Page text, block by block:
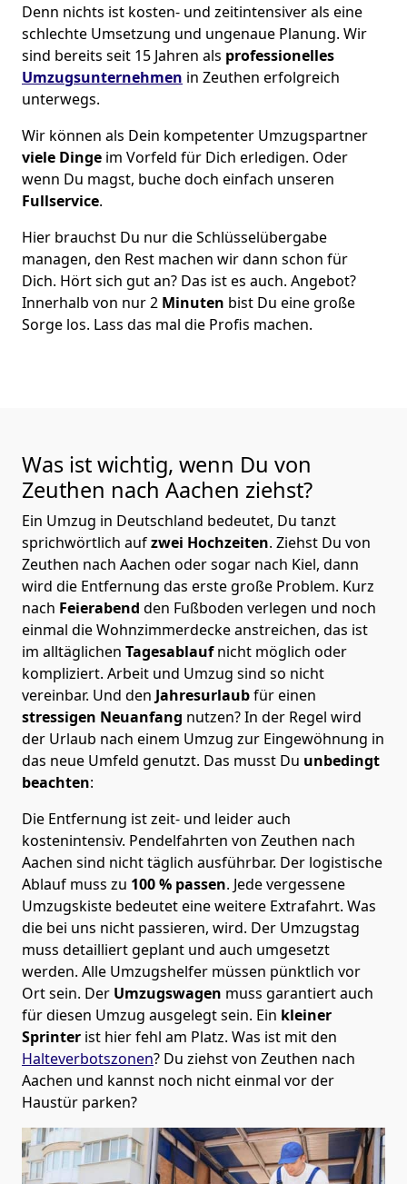
Denn nichts ist kosten- und zeitintensiver als eine
schlechte Umsetzung und ungenaue Planung. Wir
sind bereits seit 15 Jahren als professionelles
Umzugsunternehmen in Zeuthen erfolgreich
unterwegs.
Wir können als Dein kompetenter Umzugspartner
viele Dinge im Vorfeld für Dich erledigen. Oder
wenn Du magst, buche doch einfach unseren
Fullservice.
Hier brauchst Du nur die Schlüsselübergabe
managen, den Rest machen wir dann schon für
Dich. Hört sich gut an? Das ist es auch. Angebot?
Innerhalb von nur 2 Minuten bist Du eine große
Sorge los. Lass das mal die Profis machen.
Was ist wichtig, wenn Du von
Zeuthen nach Aachen ziehst?
Ein Umzug in Deutschland bedeutet, Du tanzt
sprichwörtlich aufzwei Hochzeiten. Ziehst Du von
Zeuthen nach Aachen oder sogar nach Kiel, dann
wird die Entfernung das erste große Problem. Kurz
nach Feierabend den Fußboden verlegen und noch
einmal die Wohnzimmerdecke anstreichen, das ist
im alltäglichen Tagesablaufnicht möglich oder
kompliziert. Arbeit und Umzug sind so nicht
vereinbar. Und den Jahresurlaubfür einen
stressigen Neuanfang nutzen? In der Regel wird
der Urlaub nach einem Umzug zur Eingewöhnung in
das neue Umfeld genutzt. Das musst Du unbedingt
beachten:
Die Entfernung ist zeit- und leider auch
kostenintensiv. Pendelfahrten von Zeuthen nach
Aachen sind nicht täglich ausführbar. Der logistische
Ablauf muss zu 100 % passen. Jede vergessene
Umzugskiste bedeutet eine weitere Extrafahrt. Was
die bei uns nicht passieren, wird. Der Umzugstag
muss detailliert geplant und auch umgesetzt
werden. Alle Umzugshelfer müssen pünktlich vor
Ort sein. Der Umzugswagen muss garantiert auch
für diesen Umzug ausgelegt sein. Ein kleiner
Sprinter ist hier fehl am Platz. Was ist mit den
Halteverbotszonen? Du ziehst von Zeuthen nach
Aachen und kannst noch nicht einmal vor der
Haustür parken?